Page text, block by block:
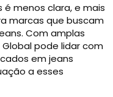
menos clara, e mais
marcas que buscam
Com amplas
pode lidar com
em jeans
a esses